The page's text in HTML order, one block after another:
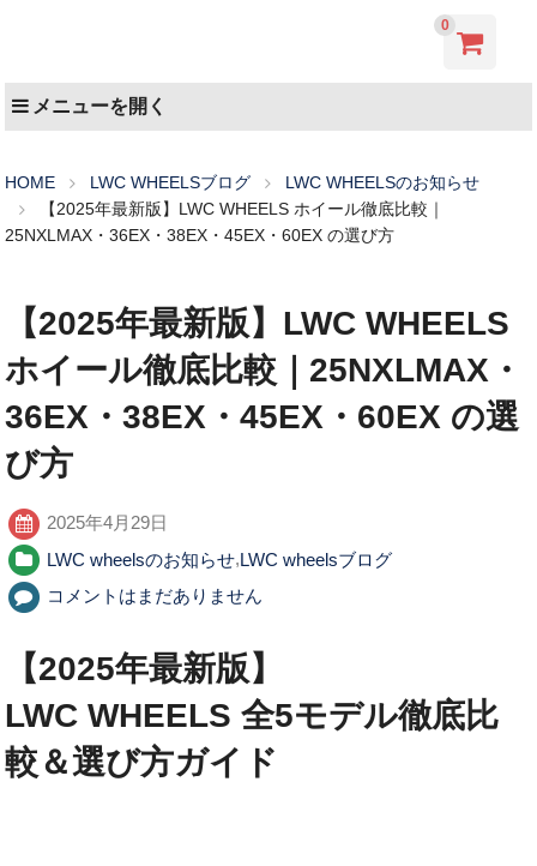
0
メニューを開く
HOME LWC WHEELSブログ
LWC WHEELSのお知らせ
【2025年最新版】LWC WHEELS ホイール徹底比較｜
25NXLMAX・36EX・38EX・45EX・60EX の選び方
【2025年最新版】LWC WHEELS
ホイール徹底比較｜25NXLMAX・
36EX・38EX・45EX・60EX の選
び方
2025年4月29日
LWC wheelsのお知らせ,LWC wheelsブログ
コメントはまだありません
【2025年最新版】
LWC WHEELS 全5モデル徹底比
較＆選び方ガイド